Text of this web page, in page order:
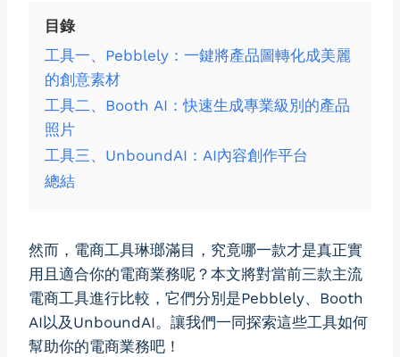
目錄
工具一、Pebblely：一鍵將產品圖轉化成美麗
的創意素材
工具二、Booth AI：快速生成專業級別的產品
照片
工具三、UnboundAI：AI內容創作平台
總結
然而，電商工具琳瑯滿目，究竟哪一款才是真正實
用且適合你的電商業務呢？本文將對當前三款主流
電商工具進行比較，它們分別是Pebblely、Booth
AI以及UnboundAI。讓我們一同探索這些工具如何
幫助你的電商業務吧！